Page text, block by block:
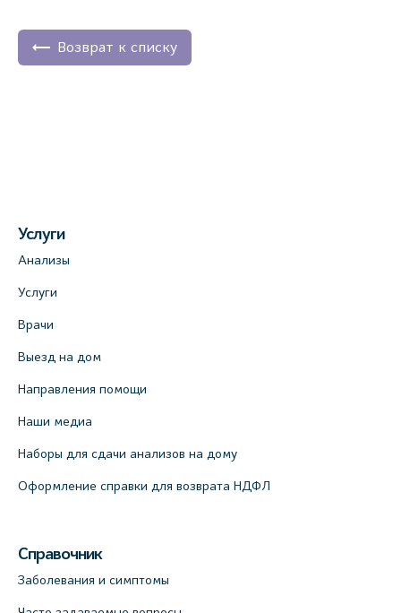
Возврат к списку
Услуги
Анализы
Услуги
Врачи
Выезд на дом
Направления помощи
Наши медиа
Наборы для сдачи анализов на дому
Оформление справки для возврата НДФЛ
Справочник
Заболевания и симптомы